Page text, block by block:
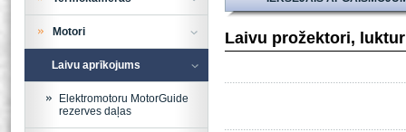
Laivu prožektori,
Motori
Laivu aprīkojums
Elektromotoru MotorGuide
rezerves daļas